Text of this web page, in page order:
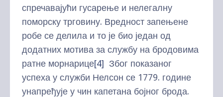
спречавајући гусарење и нелегалну
поморску трговину. Вредност запењене
робе се делила и то је био један од
додатних мотива за службу на бродовима
ратне морнарице[4] Због показаног
успеха у служби Нелсон се 1779. године
унапређује у чин капетана бојног брода.